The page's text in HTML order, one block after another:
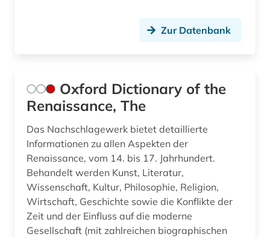
Zur Datenbank
Oxford Dictionary of the
Renaissance, The
Das Nachschlagewerk bietet detaillierte
Informationen zu allen Aspekten der
Renaissance, vom 14. bis 17. Jahrhundert.
Behandelt werden Kunst, Literatur,
Wissenschaft, Kultur, Philosophie, Religion,
Wirtschaft, Geschichte sowie die Konflikte der
Zeit und der Einfluss auf die moderne
Gesellschaft (mit zahlreichen biographischen